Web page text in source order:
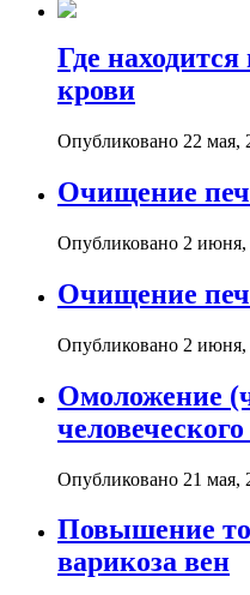
Где
крови
Опубликовано 22 мая,
Очищение
Опубликовано 2 июня,
Очищение
Опубликовано 2 июня,
Омоложение
Опубликовано 21 мая,
Повышение
варикоза вен